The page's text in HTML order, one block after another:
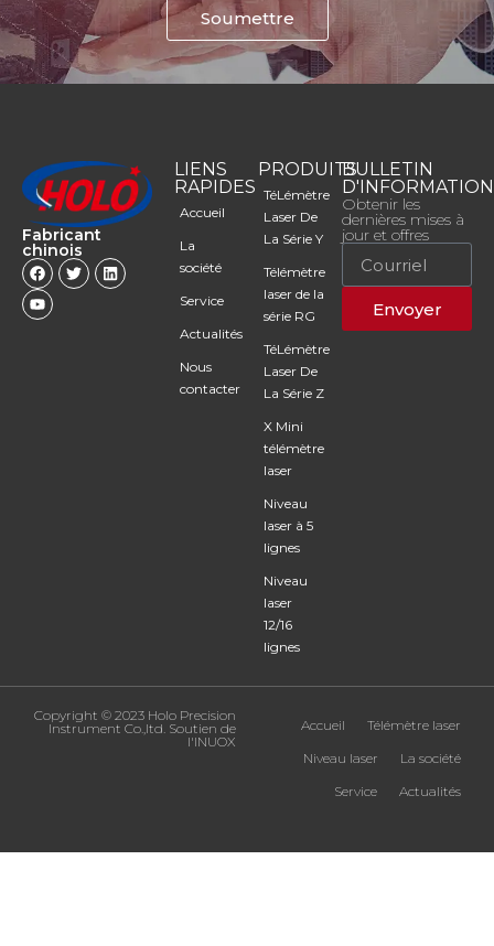
Soumettre
Fabricant
chinois
LIENS
RAPIDES
Accueil
La
société
Service
Actualités
Nous
contacter
PRODUITS
TéLémètre
Laser De
La Série Y
Télémètre
laser de la
série RG
TéLémètre
Laser De
La Série Z
X Mini
télémètre
laser
Niveau
laser à 5
lignes
Niveau
laser
12/16
lignes
BULLETIN
D'INFORMATION
Obtenir les
dernières mises à
jour et offres
Envoyer
Copyright © 2023 Holo Precision
Instrument Co.,ltd. Soutien de
l'INUOX
Accueil
Télémètre laser
Niveau laser
La société
Service
Actualités